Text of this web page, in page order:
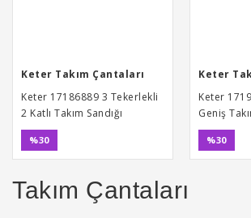
Keter Takım Çantaları
Keter 17186889 3 Tekerlekli
2 Katlı Takım Sandığı
%30
Keter
Keter
Geniş
%30
Takım Çantaları